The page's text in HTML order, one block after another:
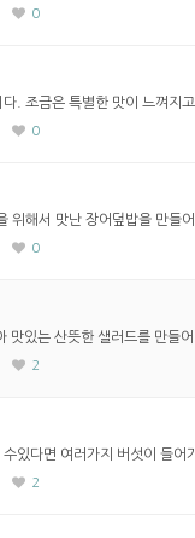
0
. 조금은 특별한 맛이 느껴지
0
위해서 맛난 장어덮밥을 만들
0
맛있는 산뜻한 샐러드를 만들
2
있다면 여러가지 버섯이 들어
2